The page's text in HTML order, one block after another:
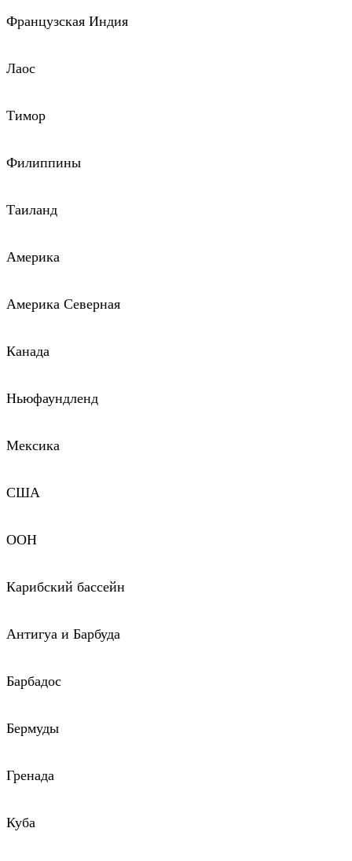
Французская Индия
Лаос
Тимор
Филиппины
Таиланд
Америка
Америка Северная
Канада
Ньюфаундленд
Мексика
США
ООН
Карибский бассейн
Антигуа и Барбуда
Барбадос
Бермуды
Гренада
Куба